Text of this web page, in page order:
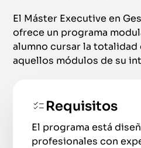
El Máster Executive en
ofrece un programa
alumno cursar la totalidad
aquellos módulos de su
Requisitos
El programa está
profesionales con